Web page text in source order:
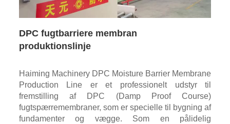
DPC fugtbarriere membran
produktionslinje
Haiming Machinery DPC Moisture Barrier Membrane
Production Line er et professionelt udstyr til
fremstilling af DPC (Damp Proof Course)
fugtspærremembraner, som er specielle til bygning af
fundamenter og vægge. Som en pålidelig